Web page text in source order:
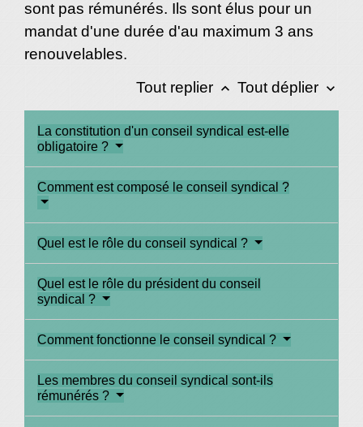
sont pas rémunérés. Ils sont élus pour un
mandat d'une durée d'au maximum 3 ans
renouvelables.
Tout replier keyboard_arrow_up Tout déplier keyboard_arrow_down
La constitution d'un conseil syndical est-elle
obligatoire ?
Comment est composé le conseil syndical ?
Quel est le rôle du conseil syndical ?
Quel est le rôle du président du conseil
syndical ?
Comment fonctionne le conseil syndical ?
Les membres du conseil syndical sont-ils
rémunérés ?